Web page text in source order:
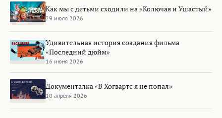
Как мы с детьми сходили на «Колючая и Ушастый»
29 июля 2026
Удивительная история создания фильма
«Последний дюйм»
16 июня 2026
Документалка «В Хогвартс я не попал»
10 апреля 2026